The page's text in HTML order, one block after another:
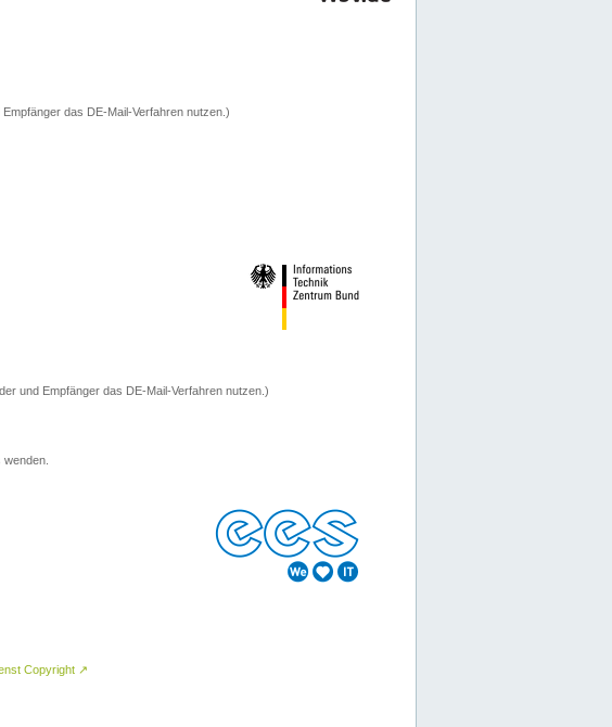
das DE-Mail-Verfahren nutzen.)
und Empfänger das DE-Mail-Verfahren nutzen.)
wenden.
Copyright ↗